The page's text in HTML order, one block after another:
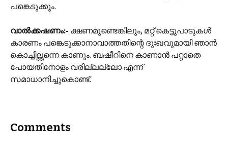
പങ്കെടുക്കും.
വാൽക്കഷണം:- ക്ഷണമുണ്ടെങ്കിലും, മറ്റ് കെട്ടുപാടുകൾ
കാരണം പങ്കെടുക്കാനാവാത്തതിന്റെ ദുഃഖവുമായി ഞാൻ
കൊച്ചീല്ത്തന്നെ കാണും. ബഷീറിനെ കാണാൻ പറ്റാതെ
പോയതിനോളം വരില്ലല്ലോ എന്ന്
സമാധാനിച്ചുകൊണ്ട്.
Comments